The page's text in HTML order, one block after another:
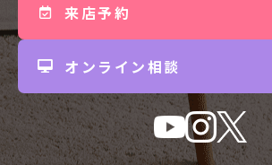
来店予約
オンライン相談